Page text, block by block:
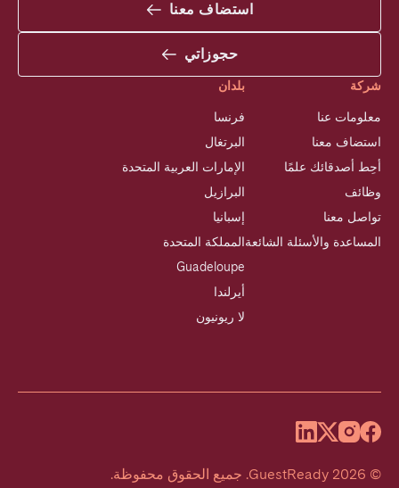
استضاف معنا
حجوزاتي
شركة
معلومات عنا
استضاف معنا
أحِط أصدقائك علمًا
وظائف
تواصل معنا
المساعدة والأسئلة الشائعة
بلدان
فرنسا
البرتغال
الإمارات العربية المتحدة
البرازيل
إسبانيا
المملكة المتحدة
Guadeloupe
أيرلندا
لا ريونيون
©
2026
GuestReady
. جميع الحقوق محفوظة.